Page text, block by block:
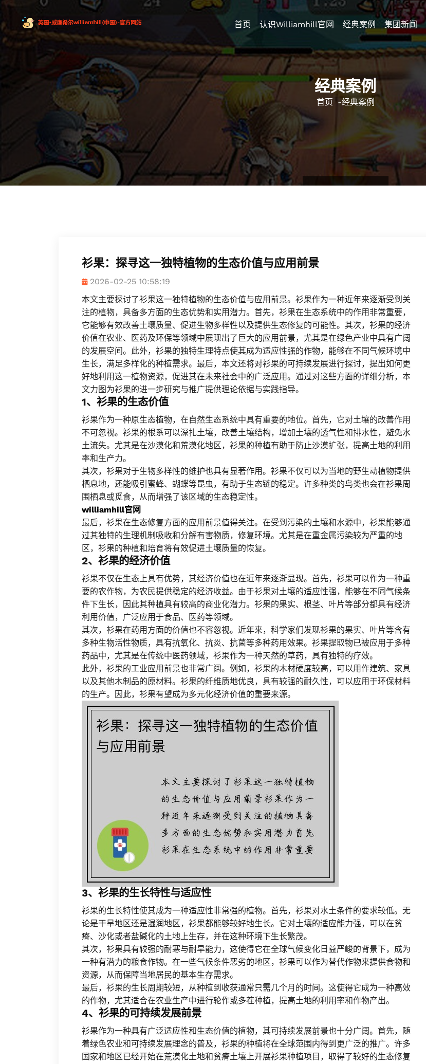
首页 认识williamhill官网 经典案例 集团新闻
经典案例
首页 -经典案例
衫果：探寻这一独特植物的生态价值与应用前景
2026-02-25 10:58:19
本文主要探讨了衫果这一独特植物的生态价值与应用前景。衫果作为一种近年来逐渐受到关
注的植物，具备多方面的生态优势和实用潜力。首先，衫果在生态系统中的作用非常重要，
它能够有效改善土壤质量、促进生物多样性以及提供生态修复的可能性。其次，衫果的经济
价值在农业、医药及环保等领域中展现出了巨大的应用前景，尤其是在绿色产业中具有广阔
的发展空间。此外，衫果的独特生理特点使其成为适应性强的作物，能够在不同气候环境中
生长，满足多样化的种植需求。最后，本文还将对衫果的可持续发展进行探讨，提出如何更
好地利用这一植物资源，促进其在未来社会中的广泛应用。通过对这些方面的详细分析，本
文力图为衫果的进一步研究与推广提供理论依据与实践指导。
1、衫果的生态价值
衫果作为一种原生态植物，在自然生态系统中具有重要的地位。首先，它对土壤的改善作用
不可忽视。衫果的根系可以深扎土壤，改善土壤结构，增加土壤的透气性和排水性，避免水
土流失。尤其是在沙漠化和荒漠化地区，衫果的种植有助于防止沙漠扩张，提高土地的利用
率和生产力。
其次，衫果对于生物多样性的维护也具有显著作用。衫果不仅可以为当地的野生动植物提供
栖息地，还能吸引蜜蜂、蝴蝶等昆虫，有助于生态链的稳定。许多种类的鸟类也会在衫果周
围栖息或觅食，从而增强了该区域的生态稳定性。
williamhill官网
最后，衫果在生态修复方面的应用前景值得关注。在受到污染的土壤和水源中，衫果能够通
过其独特的生理机制吸收和分解有害物质，修复环境。尤其是在重金属污染较为严重的地
区，衫果的种植和培育将有效促进土壤质量的恢复。
2、衫果的经济价值
衫果不仅在生态上具有优势，其经济价值也在近年来逐渐显现。首先，衫果可以作为一种重
要的农作物，为农民提供稳定的经济收益。由于衫果对土壤的适应性强，能够在不同气候条
件下生长，因此其种植具有较高的商业化潜力。衫果的果实、根茎、叶片等部分都具有经济
利用价值，广泛应用于食品、医药等领域。
其次，衫果在药用方面的价值也不容忽视。近年来，科学家们发现衫果的果实、叶片等含有
多种生物活性物质，具有抗氧化、抗炎、抗菌等多种药用效果。衫果提取物已被应用于多种
药品中，尤其是在传统中医药领域，衫果作为一种天然的草药，具有独特的疗效。
此外，衫果的工业应用前景也非常广阔。例如，衫果的木材硬度较高，可以用作建筑、家具
以及其他木制品的原材料。衫果的纤维质地优良，具有较强的耐久性，可以应用于环保材料
的生产。因此，衫果有望成为多元化经济价值的重要来源。
3、衫果的生长特性与适应性
衫果的生长特性使其成为一种适应性非常强的植物。首先，衫果对水土条件的要求较低。无
论是干旱地区还是湿润地区，衫果都能够较好地生长。它对土壤的适应能力强，可以在贫
瘠、沙化或者盐碱化的土地上生存，并在这种环境下生长繁茂。
其次，衫果具有较强的耐寒与耐旱能力，这使得它在全球气候变化日益严峻的背景下，成为
一种有潜力的粮食作物。在一些气候条件恶劣的地区，衫果可以作为替代作物来提供食物和
资源，从而保障当地居民的基本生存需求。
最后，衫果的生长周期较短，从种植到收获通常只需几个月的时间。这使得它成为一种高效
的作物，尤其适合在农业生产中进行轮作或多茬种植，提高土地的利用率和作物产出。
4、衫果的可持续发展前景
衫果作为一种具有广泛适应性和生态价值的植物，其可持续发展前景也十分广阔。首先，随
着绿色农业和可持续发展理念的普及，衫果的种植将在全球范围内得到更广泛的推广。许多
国家和地区已经开始在荒漠化土地和贫瘠土壤上开展衫果种植项目，取得了较好的生态修复